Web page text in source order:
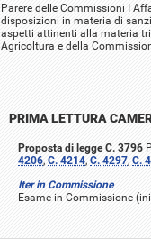
Parere delle Commissioni I
disposizioni in materia di
aspetti attinenti alla materia
Agricoltura e della
PRIMA LETTURA
Proposta di legge C. 3796
4206, C. 4214, C. 4297, C.
Iter in Commissione
Esame in Commissione